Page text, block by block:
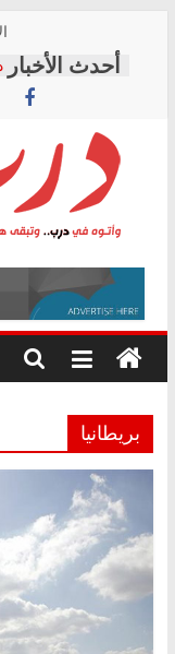
content
درب
وأتوه
درب..
وتبقى
هي
بريطانيا